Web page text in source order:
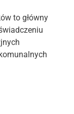
to główny